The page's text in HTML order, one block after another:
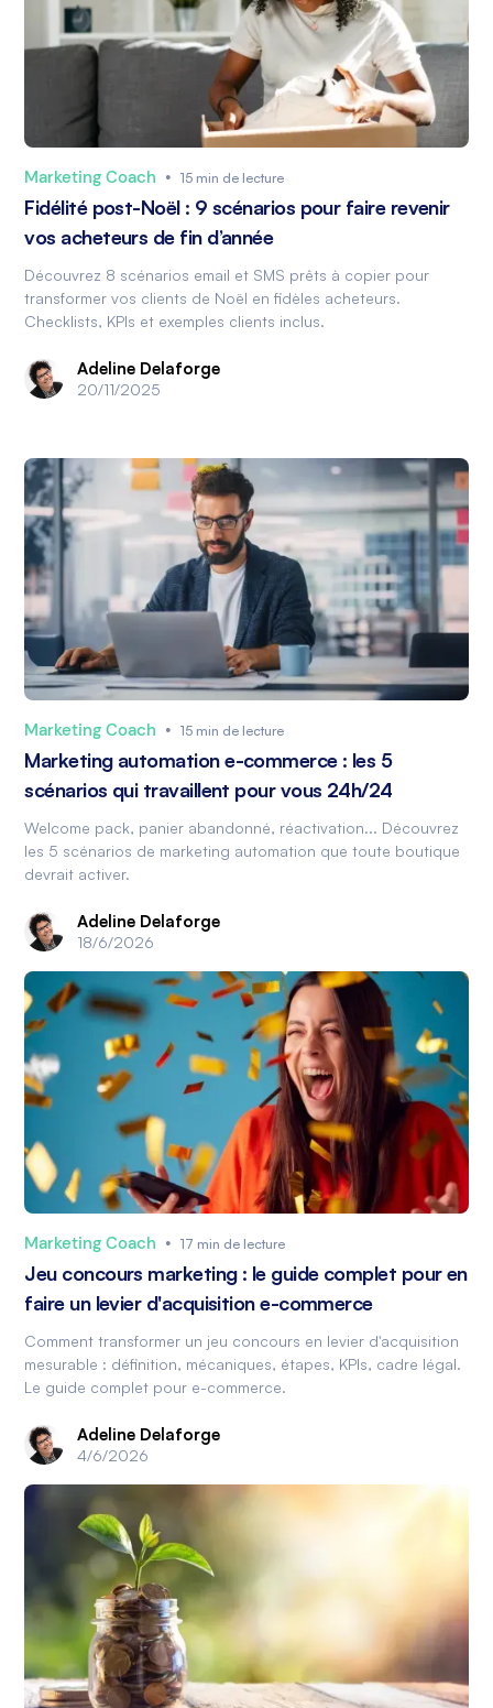
Marketing Coach • 15 min de lecture
Fidélité post-Noël : 9 scénarios pour faire revenir
vos acheteurs de fin d’année
Découvrez 8 scénarios email et SMS prêts à copier pour
transformer vos clients de Noël en fidèles acheteurs.
Checklists, KPIs et exemples clients inclus.
Adeline Delaforge
20/11/2025
Marketing Coach • 15 min de lecture
Marketing automation e-commerce : les 5
scénarios qui travaillent pour vous 24h/24
Welcome pack, panier abandonné, réactivation... Découvrez
les 5 scénarios de marketing automation que toute boutique
devrait activer.
Adeline Delaforge
18/6/2026
Marketing Coach • 17 min de lecture
Jeu concours marketing : le guide complet pour en
faire un levier d'acquisition e-commerce
Comment transformer un jeu concours en levier d'acquisition
mesurable : définition, mécaniques, étapes, KPIs, cadre légal.
Le guide complet pour e-commerce.
Adeline Delaforge
4/6/2026